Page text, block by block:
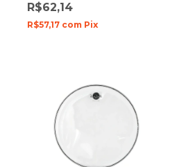
R$62,14
R$57,17 com Pix